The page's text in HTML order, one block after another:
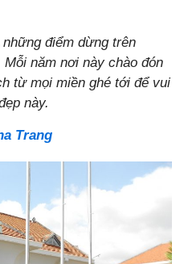
điểm dừng trên
năm nơi này chào đón
từ mọi miền ghé tới để vui
này.
Trang